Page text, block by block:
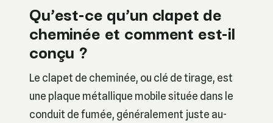
Qu’est-ce qu’un clapet de
cheminée et comment est-il
conçu ?
Le clapet de cheminée, ou clé de tirage, est
une plaque métallique mobile située dans le
conduit de fumée, généralement juste au-